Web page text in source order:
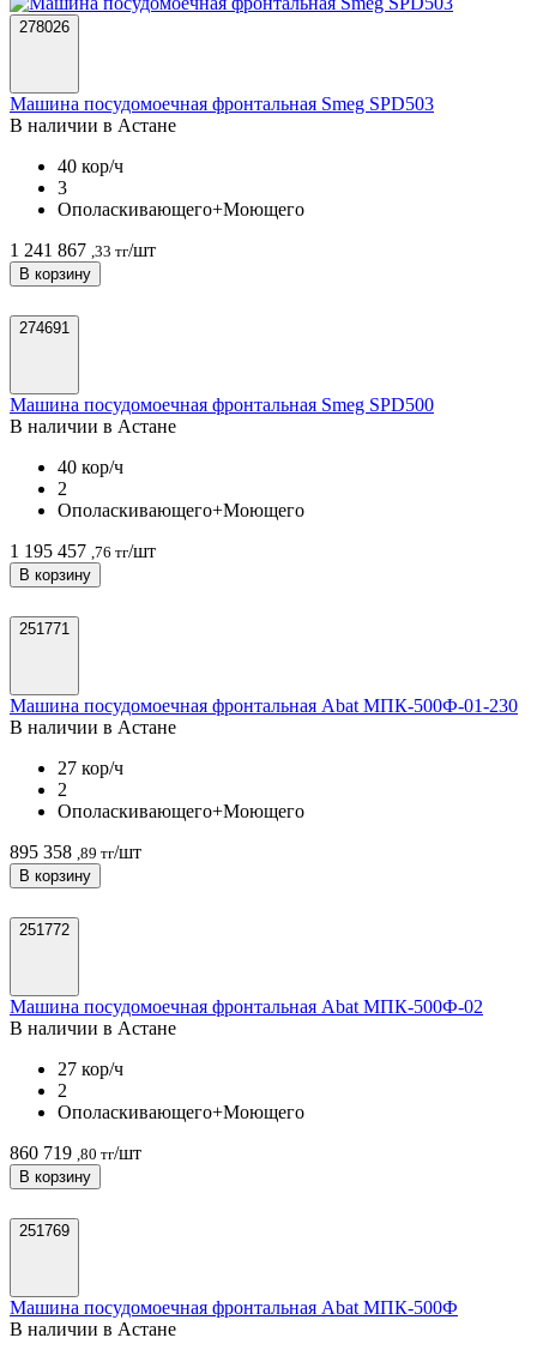
278026
Машина посудомоечная фронтальная Smeg SPD503
В наличии в Астанe
40 кор/ч
3
Ополаскивающего+Моющего
1 241 867 ,33 тг/шт
В корзину
274691
Машина посудомоечная фронтальная Smeg SPD500
В наличии в Астанe
40 кор/ч
2
Ополаскивающего+Моющего
1 195 457 ,76 тг/шт
В корзину
251771
Машина посудомоечная фронтальная Abat МПК-500Ф-01-230
В наличии в Астанe
27 кор/ч
2
Ополаскивающего+Моющего
895 358 ,89 тг/шт
В корзину
251772
Машина посудомоечная фронтальная Abat МПК-500Ф-02
В наличии в Астанe
27 кор/ч
2
Ополаскивающего+Моющего
860 719 ,80 тг/шт
В корзину
251769
Машина посудомоечная фронтальная Abat МПК-500Ф
В наличии в Астанe